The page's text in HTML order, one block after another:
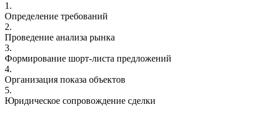
1.
Определение требований
2.
Проведение анализа рынка
3.
Формирование шорт-листа предложений
4.
Организация показа объектов
5.
Юридическое сопровождение сделки